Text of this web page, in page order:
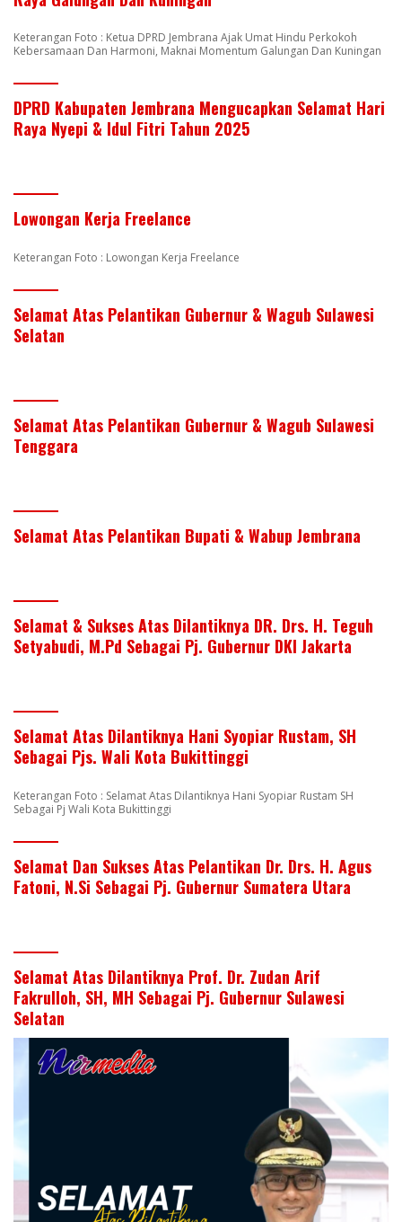
Keterangan Foto : Ketua DPRD Jembrana Ajak Umat Hindu Perkokoh
Kebersamaan Dan Harmoni, Maknai Momentum Galungan Dan Kuningan
DPRD Kabupaten Jembrana Mengucapkan Selamat Hari
Raya Nyepi & Idul Fitri Tahun 2025
Lowongan Kerja Freelance
Keterangan Foto : Lowongan Kerja Freelance
Selamat Atas Pelantikan Gubernur & Wagub Sulawesi
Selatan
Selamat Atas Pelantikan Gubernur & Wagub Sulawesi
Tenggara
Selamat Atas Pelantikan Bupati & Wabup Jembrana
Selamat & Sukses Atas Dilantiknya DR. Drs. H. Teguh
Setyabudi, M.Pd Sebagai Pj. Gubernur DKI Jakarta
Selamat Atas Dilantiknya Hani Syopiar Rustam, SH
Sebagai Pjs. Wali Kota Bukittinggi
Keterangan Foto : Selamat Atas Dilantiknya Hani Syopiar Rustam SH
Sebagai Pj Wali Kota Bukittinggi
Selamat Dan Sukses Atas Pelantikan Dr. Drs. H. Agus
Fatoni, N.Si Sebagai Pj. Gubernur Sumatera Utara
Selamat Atas Dilantiknya Prof. Dr. Zudan Arif
Fakrulloh, SH, MH Sebagai Pj. Gubernur Sulawesi
Selatan